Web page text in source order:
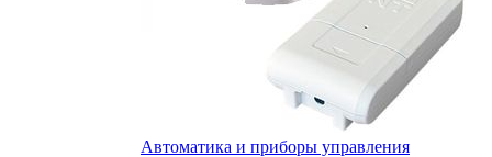
Автоматика и приборы управления